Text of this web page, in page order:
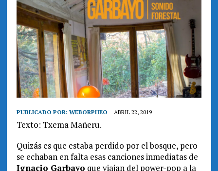
PUBLICADO POR: WEBORPHEO ABRIL 22, 2019
Texto: Txema Mañeru.
Quizás es que estaba perdido por el bosque, pero
se echaban en falta esas canciones inmediatas de
Ignacio Garbayo que viajan del power-pop a la